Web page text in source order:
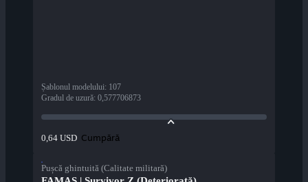
Șablonul modelului: 107
Gradul de uzură: 0,577706873
0,64 USD Cumpără
Pușcă ghintuită (Calitate militară)